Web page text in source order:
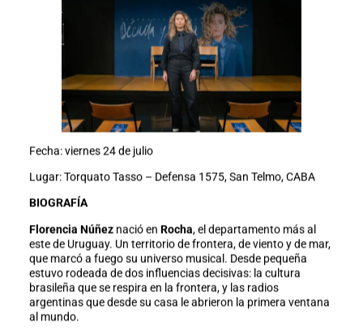
Fecha: viernes 24 de julio
Lugar: Torquato Tasso – Defensa 1575, San Telmo, CABA
BIOGRAFÍA
Florencia Núñeznació en Rocha, el departamento más al
este de Uruguay. Un territorio de frontera, de viento y de mar,
que marcó a fuego su universo musical. Desde pequeña
estuvo rodeada de dos influencias decisivas: la cultura
brasileña que se respira en la frontera, y las radios
argentinas que desde su casa le abrieron la primera ventana
al mundo.